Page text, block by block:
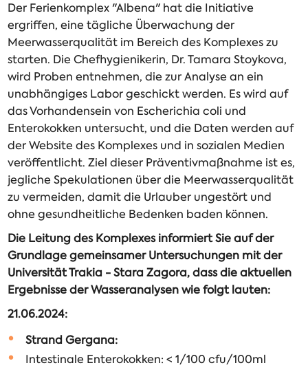
Der Ferienkomplex "Albena" hat die Initiative
ergriffen, eine tägliche Überwachung der
Meerwasserqualität im Bereich des Komplexes zu
starten. Die Chefhygienikerin, Dr. Tamara Stoykova,
wird Proben entnehmen, die zur Analyse an ein
unabhängiges Labor geschickt werden. Es wird auf
das Vorhandensein von Escherichia coli und
Enterokokken untersucht, und die Daten werden auf
der Website des Komplexes und in sozialen Medien
veröffentlicht. Ziel dieser Präventivmaßnahme ist es,
jegliche Spekulationen über die Meerwasserqualität
zu vermeiden, damit die Urlauber ungestört und
ohne gesundheitliche Bedenken baden können.
Die Leitung des Komplexes informiert Sie auf der
Grundlage gemeinsamer Untersuchungen mit der
Universität Trakia - Stara Zagora, dass die aktuellen
Ergebnisse der Wasseranalysen wie folgt lauten:
21.06.2024:
Strand Gergana:
Intestinale Enterokokken: < 1/100 cfu/100ml